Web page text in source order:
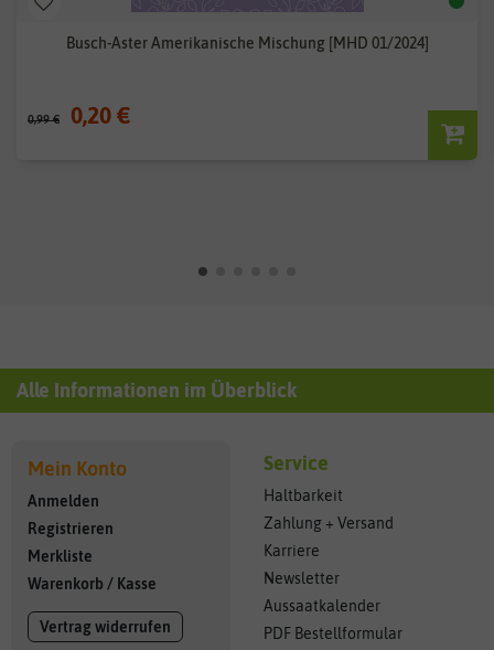
Busch-Aster Amerikanische Mischung [MHD 01/2024]
0,99 € 0,20 €
Alle Informationen im Überblick
Mein Konto
Anmelden
Registrieren
Merkliste
Warenkorb / Kasse
Vertrag widerrufen
Service
Haltbarkeit
Zahlung + Versand
Karriere
Newsletter
Aussaatkalender
PDF Bestellformular